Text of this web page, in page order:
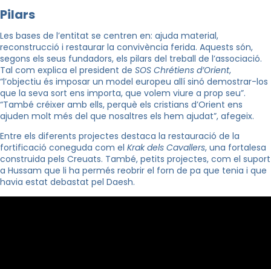
Pilars
Les bases de l’entitat se centren en: ajuda material,
reconstrucció i restaurar la convivència ferida. Aquests són,
segons els seus fundadors, els pilars del treball de l’associació.
Tal com explica el president de SOS Chrétiens d’Orient,
“l’objectiu és imposar un model europeu allí sinó demostrar-los
que la seva sort ens importa, que volem viure a prop seu”.
“També créixer amb ells, perquè els cristians d’Orient ens
ajuden molt més del que nosaltres els hem ajudat”, afegeix.
Entre els diferents projectes destaca la restauració de la
fortificació coneguda com el Krak dels Cavallers, una fortalesa
construida pels Creuats. També, petits projectes, com el suport
a Hussam que li ha permés reobrir el forn de pa que tenia i que
havia estat debastat pel Daesh.